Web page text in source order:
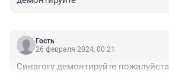
Гость
26 февраля 2024, 00:21
Синагогу демонтируйте пожалуйста